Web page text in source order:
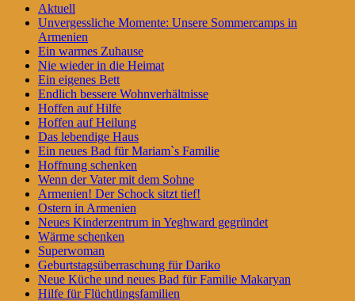
Widgetbereich
Aktuell
Unvergessliche Momente: Unsere Sommercamps in
Armenien
Ein warmes Zuhause
Nie wieder in die Heimat
Ein eigenes Bett
Endlich bessere Wohnverhältnisse
Hoffen auf Hilfe
Hoffen auf Heilung
Das lebendige Haus
Ein neues Bad für Mariam`s Familie
Hoffnung schenken
Wenn der Vater mit dem Sohne
Armenien! Der Schock sitzt tief!
Ostern in Armenien
Neues Kinderzentrum in Yeghward gegründet
Wärme schenken
Superwoman
Geburtstagsüberraschung für Dariko
Neue Küche und neues Bad für Familie Makaryan
Hilfe für Flüchtlingsfamilien